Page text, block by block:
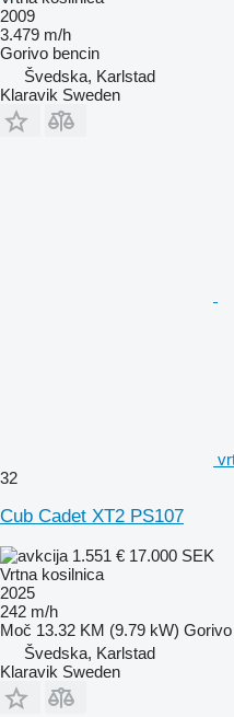
2009
3.479 m/h
Gorivo bencin
Švedska, Karlstad
Klaravik Sweden
32
Cub Cadet XT2 PS107
1.551 € 17.000 SEK
Vrtna kosilnica
2025
242 m/h
Moč 13.32 KM (9.79 kW) Gorivo
Švedska, Karlstad
Klaravik Sweden